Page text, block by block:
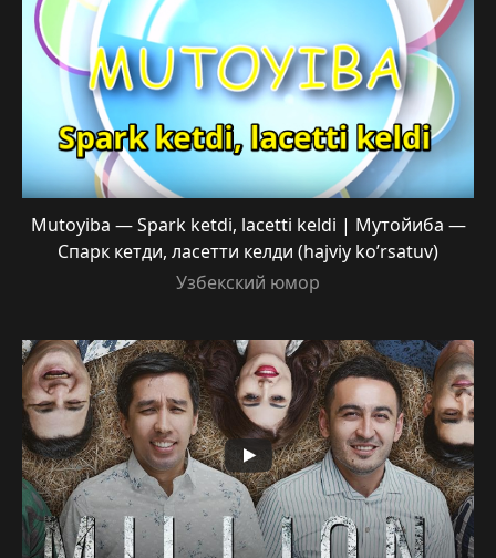
Mutoyiba — Spark ketdi, lacetti keldi | Мутойиба —
Спарк кетди, ласетти келди (hajviy ko’rsatuv)
Узбекский юмор